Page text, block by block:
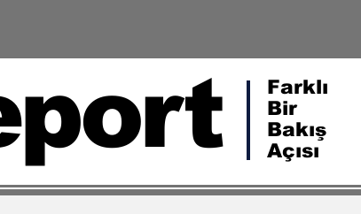
Farklı
Bir
Bakış
Açısı